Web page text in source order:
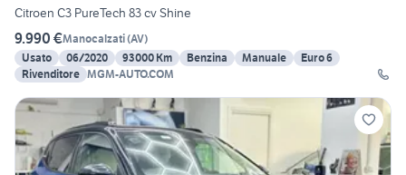
Citroen C3 PureTech 83 cv Shine
9.990 €Manocalzati(AV)
Usato
06/2020 93000 Km Benzina Manuale
Euro 6
Rivenditore MGM-AUTO.COM